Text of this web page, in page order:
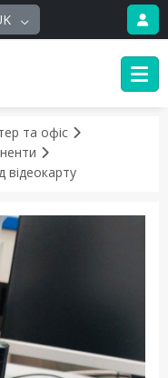
та офіс
відеокарту